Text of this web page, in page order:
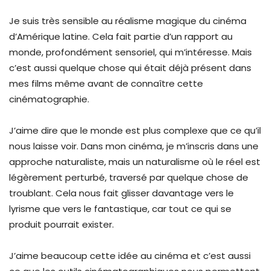
Je suis très sensible au réalisme magique du cinéma
d’Amérique latine. Cela fait partie d’un rapport au
monde, profondément sensoriel, qui m’intéresse. Mais
c’est aussi quelque chose qui était déjà présent dans
mes films même avant de connaître cette
cinématographie.
J’aime dire que le monde est plus complexe que ce qu’il
nous laisse voir. Dans mon cinéma, je m’inscris dans une
approche naturaliste, mais un naturalisme où le réel est
légèrement perturbé, traversé par quelque chose de
troublant. Cela nous fait glisser davantage vers le
lyrisme que vers le fantastique, car tout ce qui se
produit pourrait exister.
J’aime beaucoup cette idée au cinéma et c’est aussi